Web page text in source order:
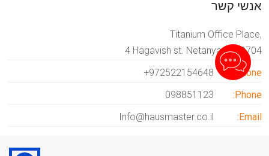
אנשי קשר
Titanium Office Place,
4 Hagavish st. Netanya 4250704
Phone:
+972522154648
Phone:
098851123
Email:
Info@hausmaster.co.il